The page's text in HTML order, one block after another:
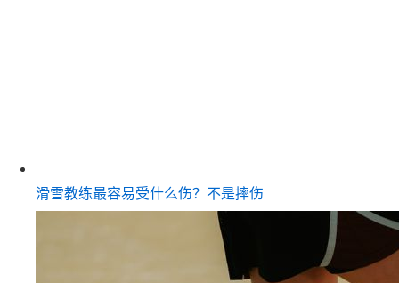
滑雪教练最容易受什么伤？不是摔伤